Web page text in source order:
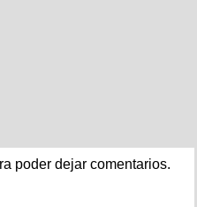
poder dejar comentarios.